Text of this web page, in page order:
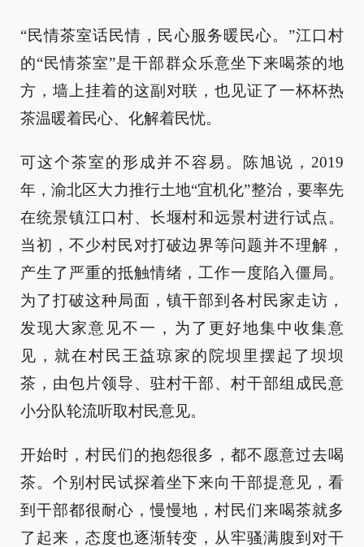
“民情茶室话民情，民心服务暖民心。”江口村
的“民情茶室”是干部群众乐意坐下来喝茶的地
方，墙上挂着的这副对联，也见证了一杯杯热
茶温暖着民心、化解着民忧。
可这个茶室的形成并不容易。陈旭说，2019
年，渝北区大力推行土地“宜机化”整治，要率先
在统景镇江口村、长堰村和远景村进行试点。
当初，不少村民对打破边界等问题并不理解，
产生了严重的抵触情绪，工作一度陷入僵局。
为了打破这种局面，镇干部到各村民家走访，
发现大家意见不一，为了更好地集中收集意
见，就在村民王益琼家的院坝里摆起了坝坝
茶，由包片领导、驻村干部、村干部组成民意
小分队轮流听取村民意见。
开始时，村民们的抱怨很多，都不愿意过去喝
茶。个别村民试探着坐下来向干部提意见，看
到干部都很耐心，慢慢地，村民们来喝茶就多
了起来，态度也逐渐转变，从牢骚满腹到对干